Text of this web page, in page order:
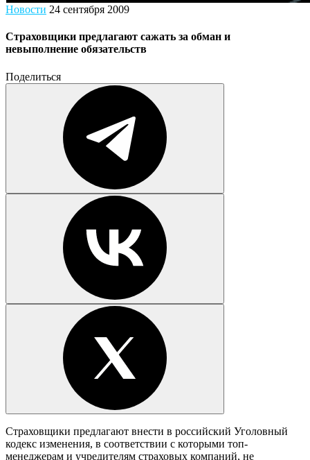
Новости 24 сентября 2009
Страховщики предлагают сажать за обман и
невыполнение обязательств
Поделиться
Страховщики предлагают внести в российский Уголовный
кодекс изменения, в соответствии с которыми топ-
менеджерам и учредителям страховых компаний, не